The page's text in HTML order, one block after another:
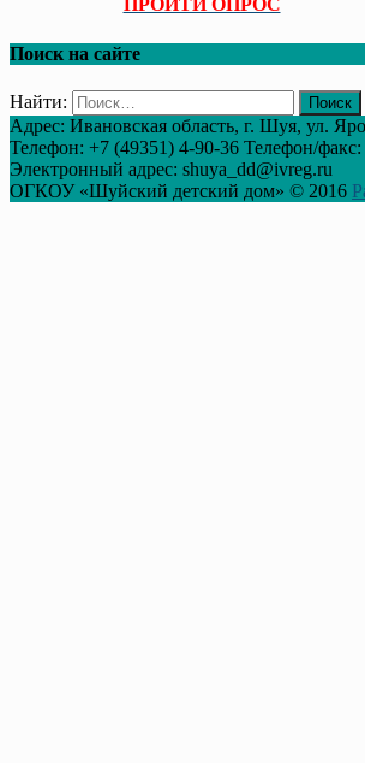
Поиск на сайте
Найти:
Адрес: Ивановская область, г. Шуя, ул.
Телефон: +7 (49351) 4-90-36 Телефон/
Электронный адрес: shuya_dd@ivreg.ru
ОГКОУ «Шуйский детский дом» © 2016